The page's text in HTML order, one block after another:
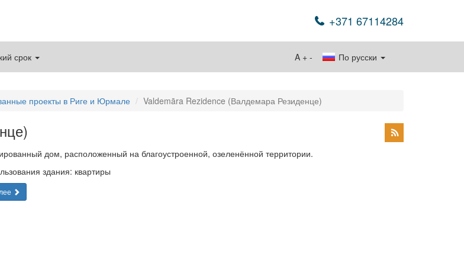
+371 67114284
срок По русски
A + -
проекты в Риге и Юрмале Valdemāra Rezidence (Валдемара Резиденце)
дом, расположенный на благоустроенной, озеленённой территории.
здания: квартиры